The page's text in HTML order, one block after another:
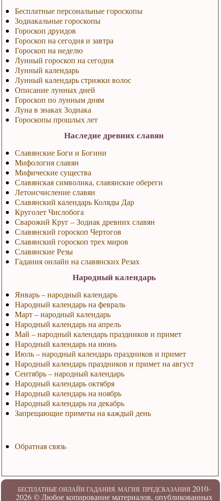
Бесплатные персональные гороскопы
Зодиакальные гороскопы
Гороскоп друидов
Гороскоп на сегодня и завтра
Гороскоп на неделю
Лунный гороскоп на сегодня
Лунный календарь
Лунный календарь стрижки волос
Описание лунных дней
Гороскоп по лунным дням
Луна в знаках Зодиака
Гороскопы прошлых лет
Наследие древних славян
Славянские Боги и Богини
Мифология славян
Мифические существа
Славянская символика, славянские обереги
Летоисчисление славян
Славянский календарь Коляды Дар
Круголет Числобога
Сварожий Круг – Зодиак древних славян
Славянский гороскоп Чертогов
Славянский гороскоп трех миров
Славянские Резы
Гадания онлайн на славянских Резах
Народный календарь
Январь – народный календарь
Народный календарь на февраль
Март – народный календарь
Народный календарь на апрель
Май – народный календарь праздников и примет
Народный календарь на июнь
Июль – народный календарь праздников и примет
Народный календарь праздников и примет на август
Сентябрь – народный календарь
Народный календарь октября
Народный календарь на ноябрь
Народный календарь на декабрь
Запрещающие приметы на каждый день
Обратная связь
БЕСПЛАТНЫЕ ОНЛАЙН ГАДАНИЯ. МАГИЯ. ПРЕДСКАЗАНИЯ2010-
2026 ©Любое копирование материалов, опубликованных